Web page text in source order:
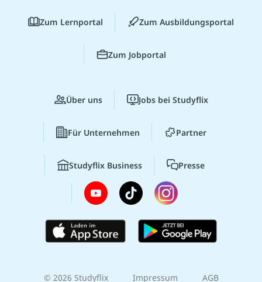
Zum Lernportal Zum Ausbildungsportal
Zum Jobportal
Über uns Jobs bei Studyflix
Für Unternehmen Partner
Studyflix Business Presse
© 2026 Studyflix Impressum AGB